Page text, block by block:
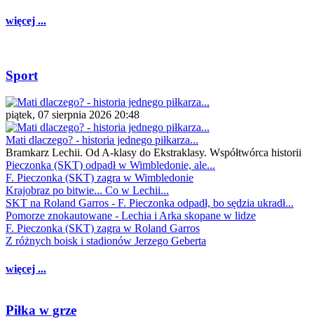
więcej ...
Sport
piątek, 07 sierpnia 2026 20:48
Mati dlaczego? - historia jednego piłkarza...
Bramkarz Lechii. Od A-klasy do Ekstraklasy. Współtwórca historii
Pieczonka (SKT) odpadł w Wimbledonie, ale...
F. Pieczonka (SKT) zagra w Wimbledonie
Krajobraz po bitwie... Co w Lechii...
SKT na Roland Garros - F. Pieczonka odpadł, bo sędzia ukradł...
Pomorze znokautowane - Lechia i Arka skopane w lidze
F. Pieczonka (SKT) zagra w Roland Garros
Z różnych boisk i stadionów Jerzego Geberta
więcej ...
Piłka w grze